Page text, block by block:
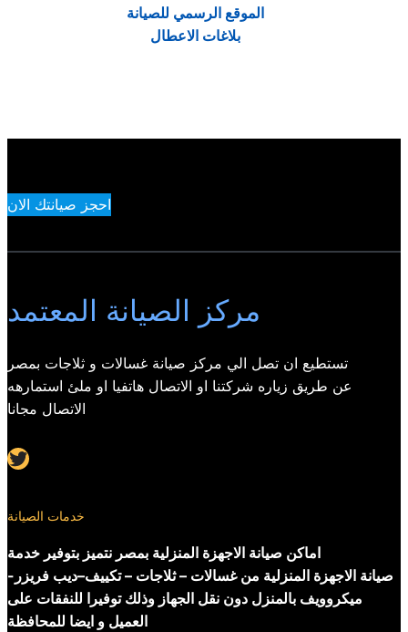
الموقع الرسمي للصيانة
بلاغات الاعطال
احجز صيانتك الان
مركز الصيانة المعتمد
تستطيع ان تصل الي مركز صيانة غسالات و ثلاجات بمصر
عن طريق زياره شركتنا او الاتصال هاتفيا او ملئ استمارهه
الاتصال مجانا
Twitter
خدمات الصيانة
اماكن صيانة الاجهزة المنزلية بمصر نتميز بتوفير خدمة
صيانة الاجهزة المنزلية من غسالات – ثلاجات – تكييف–ديب فريزر-
ميكروويف بالمنزل دون نقل الجهاز وذلك توفيرا للنفقات على
العميل و ايضا للمحافظة